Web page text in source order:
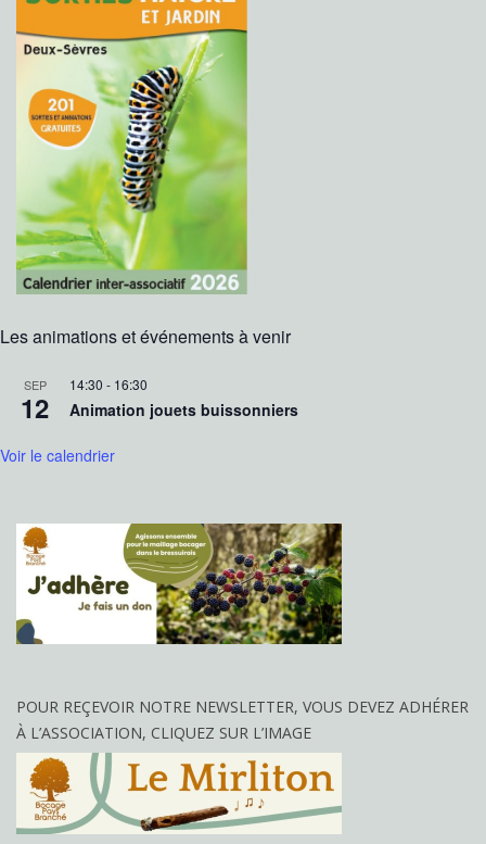
Les animations et événements à venir
SEP
12
14:30 - 16:30
Animation jouets buissonniers
Voir le calendrier
POUR REÇEVOIR NOTRE NEWSLETTER, VOUS DEVEZ ADHÉRER
À L’ASSOCIATION, CLIQUEZ SUR L’IMAGE